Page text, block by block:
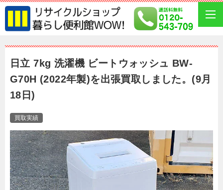
日立 7kg 洗濯機 ビートウォッシュ BW-
G70H (2022年製)を出張買取しました。(9月
18日)
買取実績